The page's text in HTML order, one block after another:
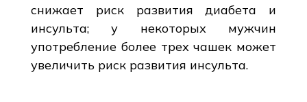
снижает риск развития диабета и
инсульта; у некоторых мужчин
употребление более трех чашек может
увеличить риск развития инсульта.